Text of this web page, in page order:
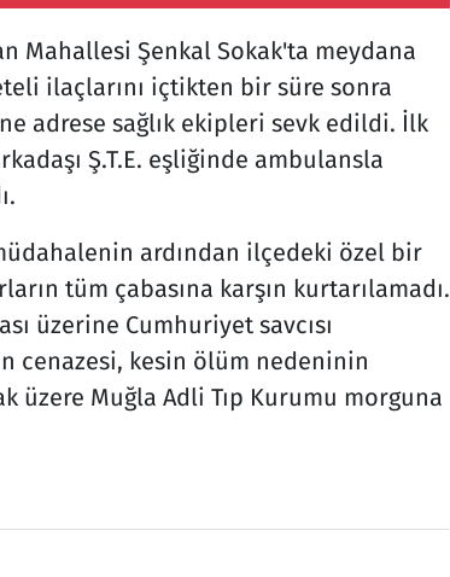
Mahallesi Şenkal Sokak'ta meydana
ilaçlarını içtikten bir süre sonra
adrese sağlık ekipleri sevk edildi. İlk
Ş.T.E. eşliğinde ambulansla
ardından ilçedeki özel bir
tüm çabasına karşın kurtarılamadı.
üzerine Cumhuriyet savcısı
cenazesi, kesin ölüm nedeninin
üzere Muğla Adli Tıp Kurumu morguna